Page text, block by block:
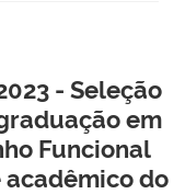
- Seleção
em
Funcional
acadêmico do